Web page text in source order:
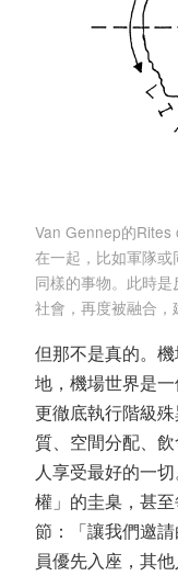
Van Gennep的
在一起，比如軍隊
同樣的事物。此時
社會，再度被融合，
但那不是真的。
地，機場世界是一
更徹底執行階級
質、空間分配、
人享受最好的一
權」的圭臬，甚
節：「讓我們邀
員優先入座，其